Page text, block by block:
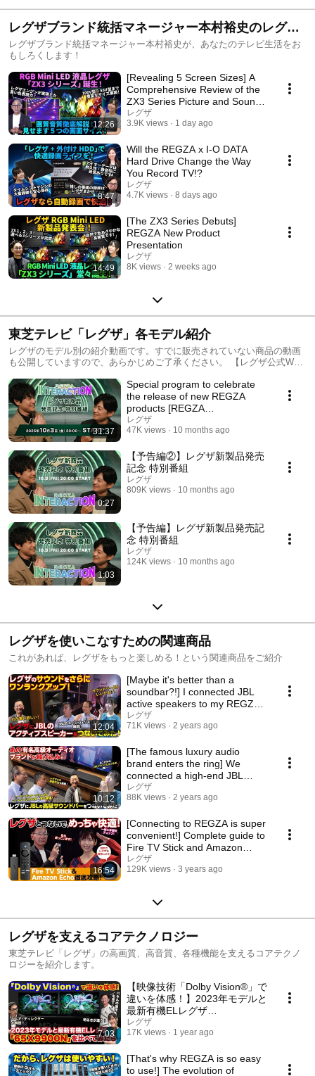
レグザブランド統括マネージャー本村裕史のレグザ
劇場
レグザブランド統括マネージャー本村裕史が、あなたのテレビ生活をお
もしろくします！
12:26
[Revealing 5 Screen Sizes] A
Comprehensive Review of the
ZX3 Series Picture and Sound
Quality
レグザ
3.9K views
1 day ago
8:47
Will the REGZA x I-O DATA
Hard Drive Change the Way
You Record TV!?
レグザ
4.7K views
8 days ago
14:49
[The ZX3 Series Debuts]
REGZA New Product
Presentation
レグザ
8K views
2 weeks ago
東芝テレビ「レグザ」各モデル紹介
レグザのモデル別の紹介動画です。すでに販売されていない商品の動画
も公開していますので、あらかじめご了承ください。 【レグザ公式WEB
31:37
Special program to celebrate
the release of new REGZA
products [REGZA
INTERACTION]
レグザ
47K views
10 months ago
0:27
【予告編②】レグザ新製品発売
記念 特別番組
レグザ
809K views
10 months ago
1:03
【予告編】レグザ新製品発売記
念 特別番組
レグザ
124K views
10 months ago
レグザを使いこなすための関連商品
これがあれば、レグザをもっと楽しめる！という関連商品をご紹介
12:04
[Maybe it's better than a
soundbar?!] I connected JBL
active speakers to my REGZA!
[JBL "4305P" a...
レグザ
71K views
2 years ago
10:12
[The famous luxury audio
brand enters the ring] We
connected a high-end JBL
soundbar to the REGZA...
レグザ
88K views
2 years ago
16:54
[Connecting to REGZA is super
convenient!] Complete guide to
Fire TV Stick and Amazon
Echo
レグザ
129K views
3 years ago
レグザを支えるコアテクノロジー
東芝テレビ「レグザ」の高画質、高音質、各種機能を支えるコアテクノ
ロジーを紹介します。
7:03
【映像技術「Dolby Vision®」で
違いを体感！】2023年モデルと
最新有機ELレグザ
「65X9900N」を比べてみたら
レグザ
17K views
1 year ago
[That's why REGZA is so easy
to use!] The evolution of